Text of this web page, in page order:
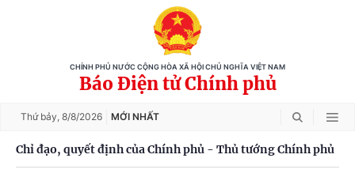
CHÍNH PHỦ NƯỚC CỘNG HÒA XÃ HỘI CHỦ NGHĨA VIỆT NAM
Báo Điện tử Chính phủ
Thứ bảy, 8/8/2026 MỚI NHẤT
Chỉ đạo, quyết định của Chính phủ - Thủ tướng Chính phủ